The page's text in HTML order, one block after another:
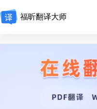
福昕翻译大师